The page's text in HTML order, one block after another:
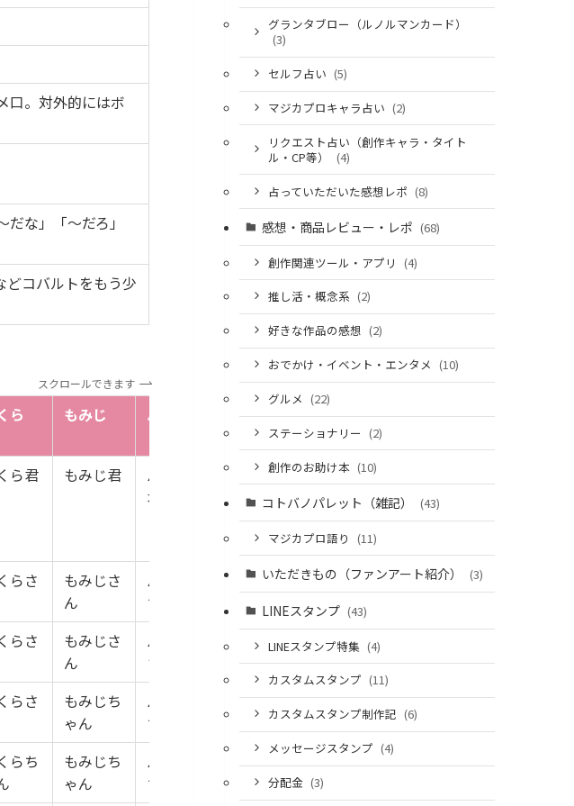
口。対外的にはボ
な」「〜だろ」
どコバルトをもう少
スクロールできます
ら もみじ パレット こころ
クローバ
ー
オリアス
ヴァニタ
ら君 もみじ君
パレット
君
こころち
ゃん
クローバ
ー君
らさ
もみじさ
ん
パレット
ちゃん
こころさ
クローバ
ーさん
らさ
もみじさ
ん
パレット
さん
こころさ
ん
クローバ
ー
らさ
もみじち
ゃん
パレット
ちゃん
こころち
ゃん
クローバ
ー
らち
もみじち
ゃん
パレット
ちゃん
こころち
ゃん
くーちゃ
ん
グランタブロー（ルノルマンカード）
(3)
セルフ占い (5)
マジカプロキャラ占い (2)
リクエスト占い（創作キャラ・タイト
ル・CP等）
(4)
占っていただいた感想レポ (8)
感想・商品レビュー・レポ (68)
創作関連ツール・アプリ (4)
推し活・概念系 (2)
好きな作品の感想 (2)
おでかけ・イベント・エンタメ (10)
グルメ (22)
ステーショナリー (2)
創作のお助け本 (10)
コトバノパレット（雑記） (43)
マジカプロ語り (11)
いただきもの（ファンアート紹介） (3)
LINEスタンプ (43)
LINEスタンプ特集 (4)
カスタムスタンプ (11)
カスタムスタンプ制作記 (6)
メッセージスタンプ (4)
分配金 (3)